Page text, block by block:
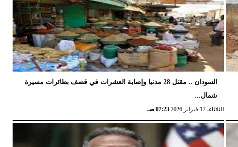
السودان .. مقتل 28 مدنيا وإصابة العشرات في قصف بطائرات مسيرة
شمال...
الثلاثاء، 17 فبراير 2026 07:23 صـ